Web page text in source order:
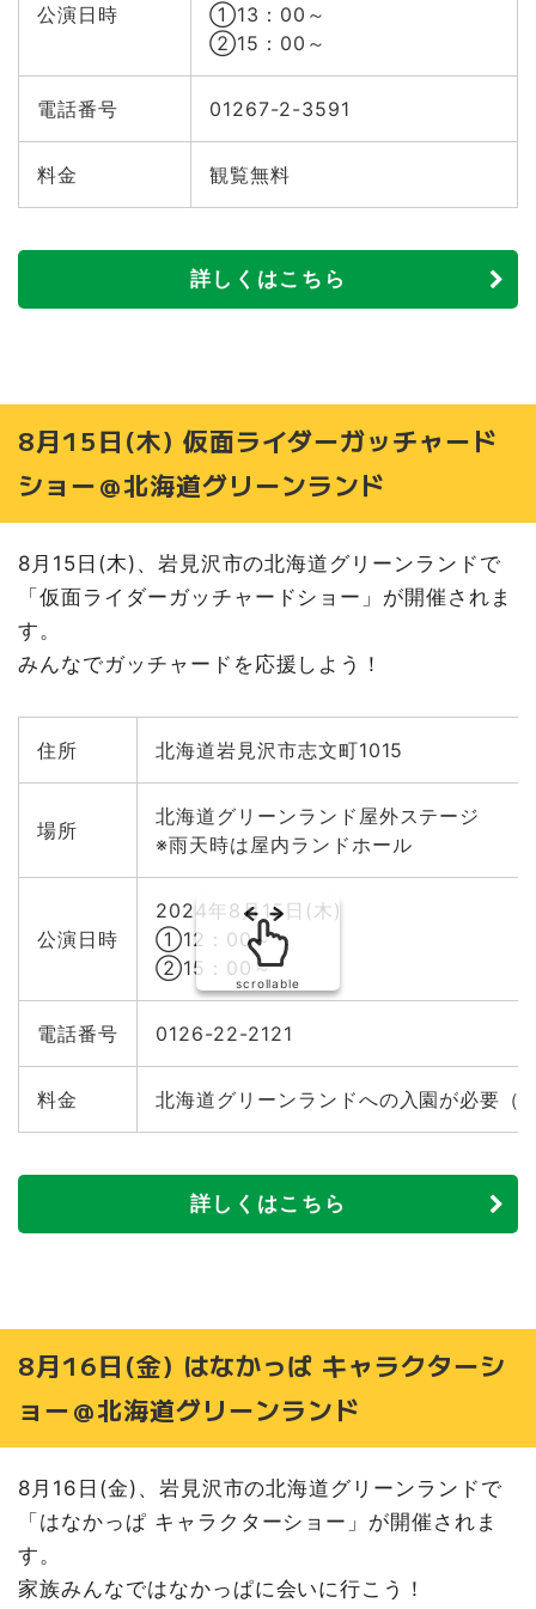
公演日時
①13：00～
②15：00～
電話番号 01267-2-3591
料金 観覧無料
詳しくはこちら
8月15日(木) 仮面ライダーガッチャード
ショー＠北海道グリーンランド
8月15日(木)、岩見沢市の北海道グリーンランドで
「仮面ライダーガッチャードショー」が開催されま
す。
みんなでガッチャードを応援しよう！
住所 北海道岩見沢市志文町1015
場所
北海道グリーンランド屋外ステージ
※雨天時は屋内ランドホール
公演日時
2024年8月15日(木)
①12：00～
②15：00～
電話番号 0126-22-2121
料金 北海道グリーンランドへの入園が必要（
scrollable
詳しくはこちら
8月16日(金) はなかっぱ キャラクターシ
ョー＠北海道グリーンランド
8月16日(金)、岩見沢市の北海道グリーンランドで
「はなかっぱ キャラクターショー」が開催されま
す。
家族みんなではなかっぱに会いに行こう！